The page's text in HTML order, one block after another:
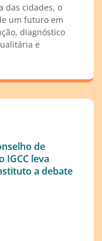
das cidades, o
um futuro em
diagnóstico
e
de
IGCC leva
a debate